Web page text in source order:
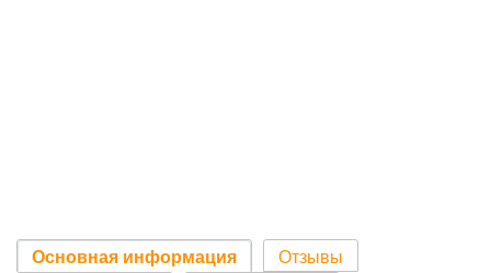
Основная информация
Отзывы